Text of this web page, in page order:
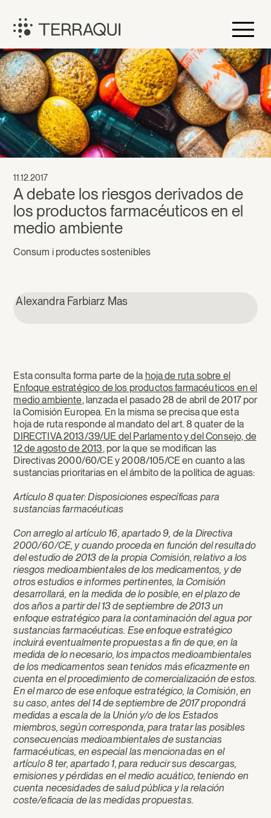
contingut
Terraqui
A debate los riesgos derivados de
los productos farmacéuticos en el
medio ambiente
11.12.2017
Consum i productes sostenibles
Esta consulta forma parte de la hoja de ruta sobre el
Enfoque estratégico de los productos farmacéuticos en el
medio ambiente, lanzada el pasado 28 de abril de 2017 por
la Comisión Europea. En la misma se precisa que esta
hoja de ruta responde al mandato del art. 8 quater de la
DIRECTIVA 2013/39/UE del Parlamento y del Consejo, de
12 de agosto de 2013, por la que se modifican las
Directivas 2000/60/CE y 2008/105/CE en cuanto a las
sustancias prioritarias en el ámbito de la política de aguas:
Artículo 8 quater: Disposiciones específicas para
sustancias farmacéuticas
Con arreglo al artículo 16, apartado 9, de la Directiva
2000/60/CE, y cuando proceda en función del resultado
del estudio de 2013 de la propia Comisión, relativo a los
riesgos medioambientales de los medicamentos, y de
otros estudios e informes pertinentes, la Comisión
desarrollará, en la medida de lo posible, en el plazo de
dos años a partir del 13 de septiembre de 2013 un
enfoque estratégico para la contaminación del agua por
sustancias farmacéuticas. Ese enfoque estratégico
incluirá eventualmente propuestas a fin de que, en la
medida de lo necesario, los impactos medioambientales
de los medicamentos sean tenidos más eficazmente en
cuenta en el procedimiento de comercialización de estos.
En el marco de ese enfoque estratégico, la Comisión, en
su caso, antes del 14 de septiembre de 2017 propondrá
medidas a escala de la Unión y/o de los Estados
miembros, según corresponda, para tratar las posibles
consecuencias medioambientales de sustancias
farmacéuticas, en especial las mencionadas en el
artículo 8 ter, apartado 1, para reducir sus descargas,
emisiones y pérdidas en el medio acuático, teniendo en
cuenta necesidades de salud pública y la relación
coste/eficacia de las medidas propuestas.
Alexandra Farbiarz Mas